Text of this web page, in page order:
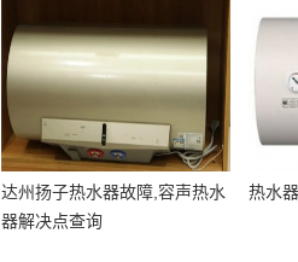
达州扬子热水器故障,容声热水
器解决点查询
热水